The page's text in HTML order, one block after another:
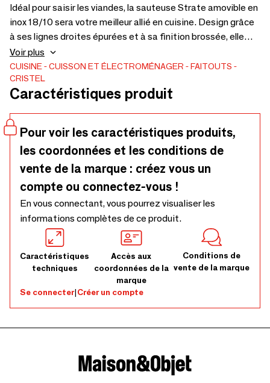
Idéal pour saisir les viandes, la sauteuse Strate amovible en
inox 18/10 sera votre meilleur allié en cuisine. Design grâce
à ses lignes droites épurées et à sa finition brossée, elle
vous apportera modernité, praticité et sécurité.
Répondant à tous les besoins : sauter, revenir, griller,
mijoter, dorer... la sauteuse Strate amovible vous permettra
de passer de la cuisine à la table en toute simplicité et
Labellisée Origine France Garantie BV Cert. 6019453.
Voir plus
CUISINE CUISSON ET ÉLECTROMÉNAGER
FAITOUTS
CRISTEL
Caractéristiques produit
Pour voir les caractéristiques produits,
les coordonnées et les conditions de
vente de la marque : créez vous un
compte ou connectez-vous !
En vous connectant, vous pourrez visualiser les
informations complètes de ce produit.
Caractéristiques
techniques
Accès aux
coordonnées de la
marque
Conditions de
vente de la marque
Se connecter|Créer un compte